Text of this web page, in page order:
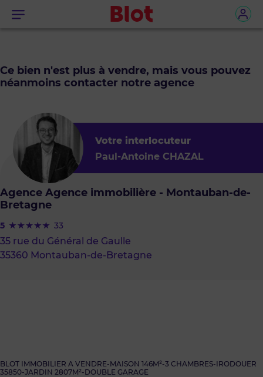
Menu
BLOT IMMOBILIER A VENDRE-MAISON 146M²-3 CHAMBRES-IRODOUER
35850-JARDIN 2807M²-DOUBLE GARAGE
Ce bien n'est plus à vendre, mais vous pouvez
néanmoins contacter notre agence
Votre interlocuteur
Paul-Antoine CHAZAL
Agence Agence immobilière - Montauban-de-
Bretagne
5 33
35 rue du Général de Gaulle
35360 Montauban-de-Bretagne